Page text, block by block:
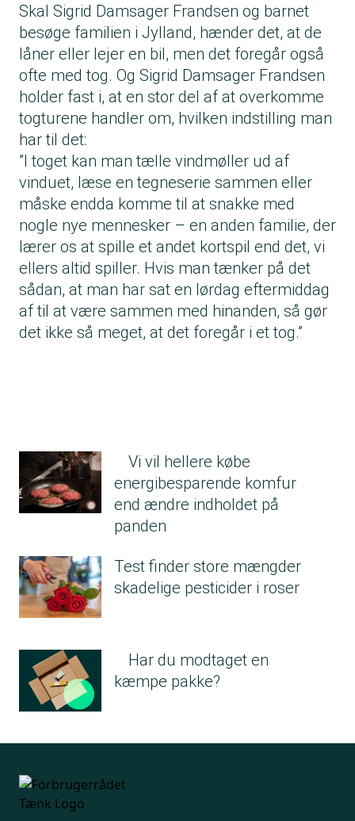
Skal Sigrid Damsager Frandsen og barnet
besøge familien i Jylland, hænder det, at de
låner eller lejer en bil, men det foregår også
ofte med tog. Og Sigrid Damsager Frandsen
holder fast i, at en stor del af at overkomme
togturene handler om, hvilken indstilling man
har til det:
”I toget kan man tælle vindmøller ud af
vinduet, læse en tegneserie sammen eller
måske endda komme til at snakke med
nogle nye mennesker – en anden familie, der
lærer os at spille et andet kortspil end det, vi
ellers altid spiller. Hvis man tænker på det
sådan, at man har sat en lørdag eftermiddag
af til at være sammen med hinanden, så gør
det ikke så meget, at det foregår i et tog.”
Vi vil hellere købe
energibesparende komfur
end ændre indholdet på
panden
Test finder store mængder
skadelige pesticider i roser
Har du modtaget en
kæmpe pakke?